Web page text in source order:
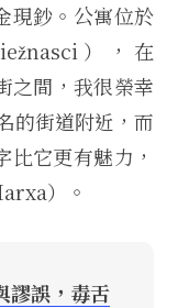
現鈔。公寓位於
），在
間，我很榮幸
的街道附近，而
它更有魅力，
）。
謬誤，毒舌